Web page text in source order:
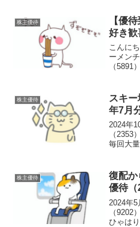
（笑）
株主優待
【優
好き歓
こんに
ーメン
（5891
回）100
1,000円
株主優待
スキ
年7月
2024年
（2353
毎回大
紙電子
株主優待
復配か
優待（
2024年
（9202
ひゃは